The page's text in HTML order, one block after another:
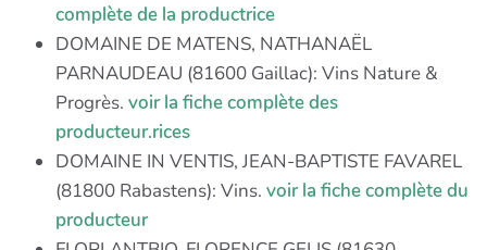
complète de la productrice
DOMAINE DE MATENS, NATHANAËL
PARNAUDEAU (81600 Gaillac): Vins Nature &
Progrès. voir la fiche complète des
producteur.rices
DOMAINE IN VENTIS, JEAN-BAPTISTE FAVAREL
(81800 Rabastens): Vins. voir la fiche complète du
producteur